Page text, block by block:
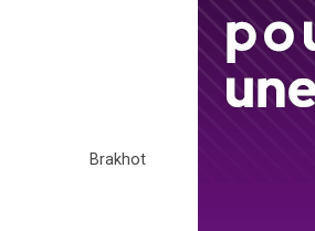
Brakhot